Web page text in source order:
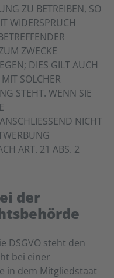
ZU BETREIBEN, SO
WIDERSPRUCH
ZWECKE
DIES GILT AUCH
SOLCHER
STEHT. WENN SIE
NICHT
ART. 21 ABS. 2
der
DSGVO steht den
bei einer
in dem Mitgliedstaat